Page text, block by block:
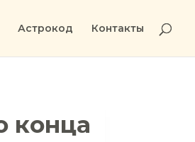
Астрокод Контакты
конца